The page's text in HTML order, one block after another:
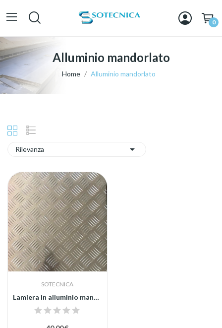
0
Alluminio mandorlato
Home Alluminio mandorlato
Rilevanza 
SOTECNICA
Lamiera in alluminio mandorlato